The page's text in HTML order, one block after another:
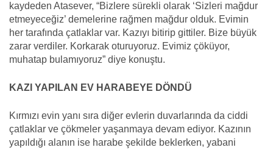
kaydeden Atasever, “Bizlere sürekli olarak ‘Sizleri mağdur
etmeyeceğiz’ demelerine rağmen mağdur olduk. Evimin
her tarafında çatlaklar var. Kazıyı bitirip gittiler. Bize büyük
zarar verdiler. Korkarak oturuyoruz. Evimiz çöküyor,
muhatap bulamıyoruz” diye konuştu.
KAZI YAPILAN EV HARABEYE DÖNDÜ
Kırmızı evin yanı sıra diğer evlerin duvarlarında da ciddi
çatlaklar ve çökmeler yaşanmaya devam ediyor. Kazının
yapıldığı alanın ise harabe şekilde beklerken, yabani